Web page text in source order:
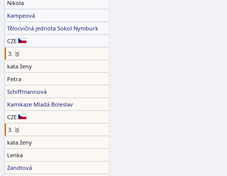
Nikola
Kampeová
Tělocvičná jednota Sokol Nymburk
CZE
3. 🥉
kata ženy
Petra
Schiffmannová
Kamikaze Mladá Boleslav
CZE
3. 🥉
kata ženy
Lenka
Zandtová